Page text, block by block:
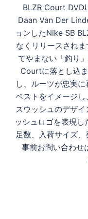
シ
ョ
ン
BLZR Court
Daan Van Der
ョンしたNike SB
なくリリースされ
てやまない「釣り
Courtに落とし込
し、ルーツが忠実
ベストをイメージ
スウッシュのデザ
ッシュロゴを表現し
足数、入荷サイズ
事前お問い合わせ